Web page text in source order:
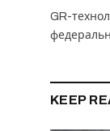
GR-
KEEP